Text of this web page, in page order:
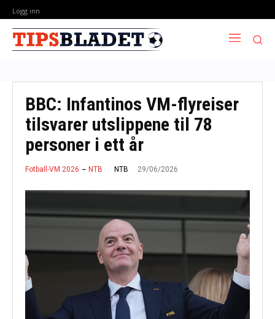
Logg inn
BBC: Infantinos VM-flyreiser
tilsvarer utslippene til 78
personer i ett år
Fotball-VM 2026 NTB NTB 29/06/2026